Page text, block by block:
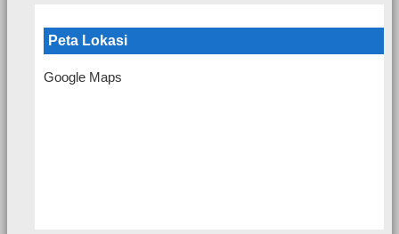
Peta Lokasi
Google Maps